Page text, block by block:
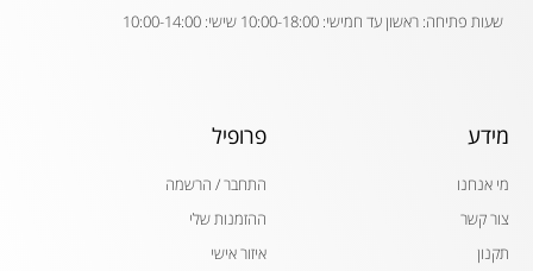
שעות פתיחה: ראשון עד חמישי: 10:00-18:00 שישי: 10:00-14:00
מידע
מי אנחנו
צור קשר
תקנון
פרופיל
התחבר / הרשמה
ההזמנות שלי
איזור אישי